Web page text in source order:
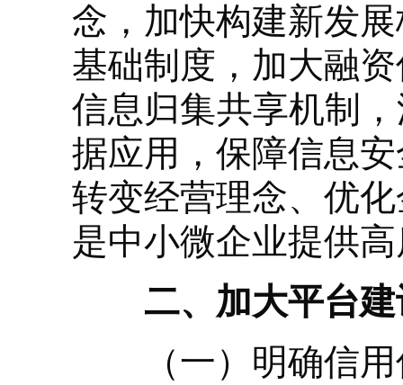
念，加快构建新发
基础制度，加大融
信息归集共享机制
据应用，保障信息
转变经营理念、优
是中小微企业提供
二、加大平台
（一）明确信用